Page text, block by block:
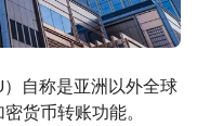
自称是亚洲以外全球
货币转账功能。